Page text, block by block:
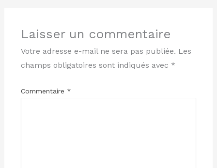
Laisser un commentaire
Votre adresse e-mail ne sera pas publiée. Les
champs obligatoires sont indiqués avec *
Commentaire *